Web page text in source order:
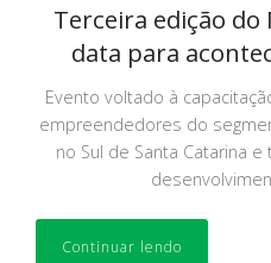
Terceira edição do
data para
Evento voltado à
empreendedores do
no Sul de Santa Catarina
Continuar lendo